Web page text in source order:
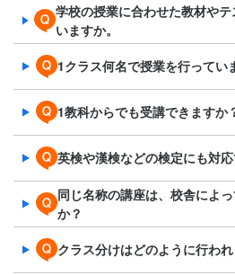
学校の授業に合わせた教材や
いますか。
1クラス何名で授業を行ってい
1教科からでも受講できますか
英検や漢検などの検定にも対
同じ名称の講座は、校舎によ
か？
クラス分けはどのように行わ